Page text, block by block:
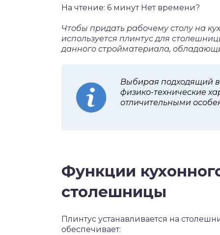
На чтение: 6 минут Нет времени?
Чтобы придать рабочему столу на
используется плинтус для
данного стройматериала,
Выбирая подходящий
физико-технические
отличительными
Функции
столешницы
Плинтус устанавливается на
обеспечивает: